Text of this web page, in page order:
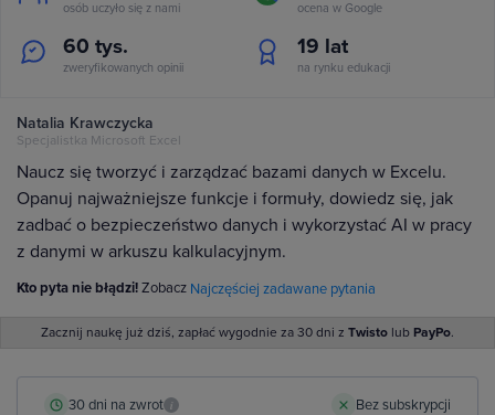
osób uczyło się z nami ocena w Google
60 tys.
zweryfikowanych opinii
19 lat
na rynku edukacji
Natalia Krawczycka
Specjalistka Microsoft Excel
Naucz się tworzyć i zarządzać bazami danych w Excelu.
Opanuj najważniejsze funkcje i formuły, dowiedz się, jak
zadbać o bezpieczeństwo danych i wykorzystać AI w pracy
z danymi w arkuszu kalkulacyjnym.
Kto pyta nie błądzi!Zobacz Najczęściej zadawane pytania
Zacznij naukę już dziś, zapłać wygodnie za 30 dni z Twisto lub PayPo.
30 dni na zwrot i
Bez subskrypcji